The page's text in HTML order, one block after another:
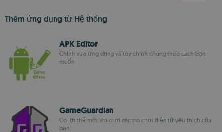
Thêm ứng dụng từ Hệ thống
APK Editor
Chỉnh sửa ứng dụng và tùy chỉnh chúng theo cách bạn
muốn
GameGuardian
Có lợi thế mới khi chơi các trò chơi điện tử yêu thích của
bạn